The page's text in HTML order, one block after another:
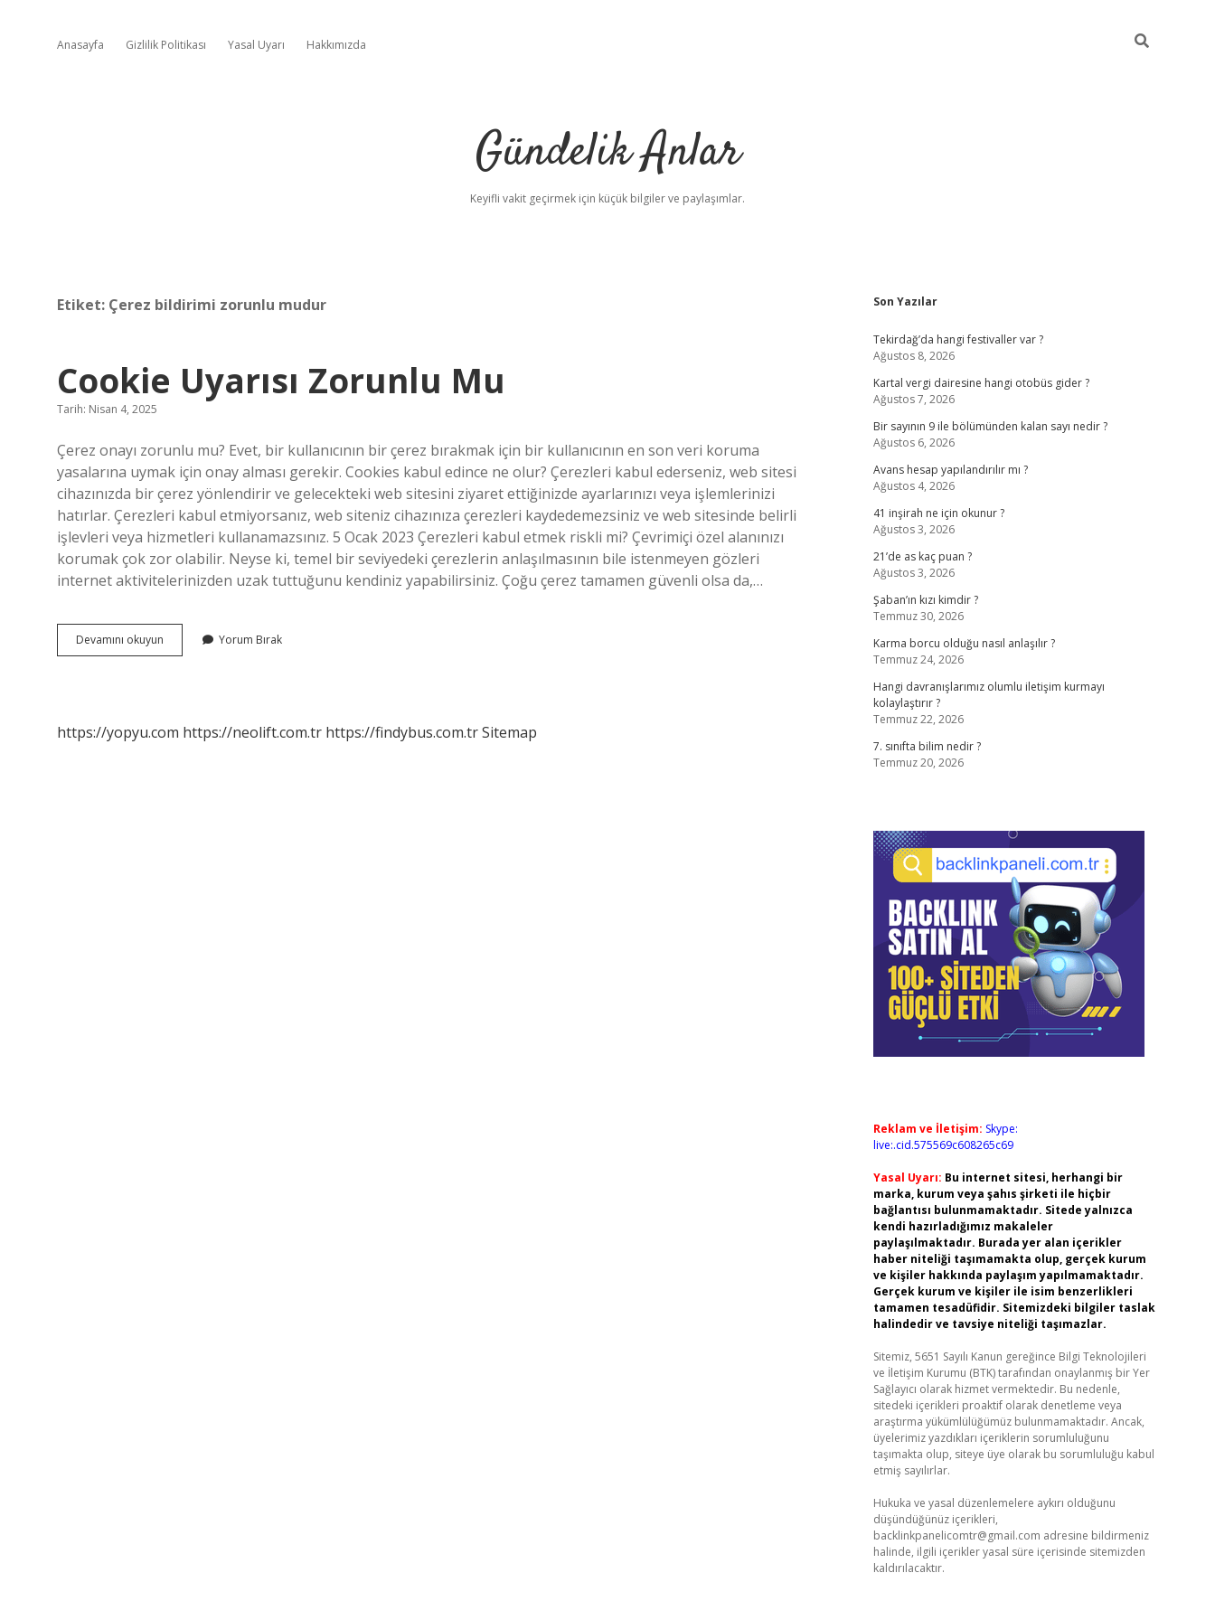
Anasayfa Gizlilik Politikası Yasal Uyarı Hakkımızda
Gündelik Anlar
Keyifli vakit geçirmek için küçük bilgiler ve paylaşımlar.
Etiket: Çerez bildirimi zorunlu mudur
Cookie Uyarısı Zorunlu Mu
Tarih: Nisan 4, 2025
Çerez onayı zorunlu mu? Evet, bir kullanıcının bir çerez bırakmak için bir kullanıcının en son veri koruma
yasalarına uymak için onay alması gerekir. Cookies kabul edince ne olur? Çerezleri kabul ederseniz, web sitesi
cihazınızda bir çerez yönlendirir ve gelecekteki web sitesini ziyaret ettiğinizde ayarlarınızı veya işlemlerinizi
hatırlar. Çerezleri kabul etmiyorsanız, web siteniz cihazınıza çerezleri kaydedemezsiniz ve web sitesinde belirli
işlevleri veya hizmetleri kullanamazsınız. 5 Ocak 2023 Çerezleri kabul etmek riskli mi? Çevrimiçi özel alanınızı
korumak çok zor olabilir. Neyse ki, temel bir seviyedeki çerezlerin anlaşılmasının bile istenmeyen gözleri
internet aktivitelerinizden uzak tuttuğunu kendiniz yapabilirsiniz. Çoğu çerez tamamen güvenli olsa da,…
Devamını okuyun
Uyarısı
Yorum Bırak
https://yopyu.com https://neolift.com.tr https://findybus.com.trSitemap
Sidebar
Son Yazılar
Tekirdağ’da hangi festivaller var ?
Ağustos 8, 2026
Kartal vergi dairesine hangi otobüs gider ?
Ağustos 7, 2026
Bir sayının 9 ile bölümünden kalan sayı nedir ?
Ağustos 6, 2026
Avans hesap yapılandırılır mı ?
Ağustos 4, 2026
41 inşirah ne için okunur ?
Ağustos 3, 2026
21’de as kaç puan ?
Ağustos 3, 2026
Şaban’ın kızı kimdir ?
Temmuz 30, 2026
Karma borcu olduğu nasıl anlaşılır ?
Temmuz 24, 2026
Hangi davranışlarımız olumlu iletişim kurmayı
kolaylaştırır ?
Temmuz 22, 2026
7. sınıfta bilim nedir ?
Temmuz 20, 2026
Reklam ve İletişim: Skype:
live:.cid.575569c608265c69
Yasal Uyarı: Bu internet sitesi, herhangi bir
marka, kurum veya şahıs şirketi ile hiçbir
bağlantısı bulunmamaktadır. Sitede yalnızca
kendi hazırladığımız makaleler
paylaşılmaktadır. Burada yer alan içerikler
haber niteliği taşımamakta olup, gerçek kurum
ve kişiler hakkında paylaşım yapılmamaktadır.
Gerçek kurum ve kişiler ile isim benzerlikleri
tamamen tesadüfidir. Sitemizdeki bilgiler taslak
halindedir ve tavsiye niteliği taşımazlar.
Sitemiz, 5651 Sayılı Kanun gereğince Bilgi Teknolojileri
ve İletişim Kurumu (BTK) tarafından onaylanmış bir Yer
Sağlayıcı olarak hizmet vermektedir. Bu nedenle,
sitedeki içerikleri proaktif olarak denetleme veya
araştırma yükümlülüğümüz bulunmamaktadır. Ancak,
üyelerimiz yazdıkları içeriklerin sorumluluğunu
taşımakta olup, siteye üye olarak bu sorumluluğu kabul
etmiş sayılırlar.
Hukuka ve yasal düzenlemelere aykırı olduğunu
düşündüğünüz içerikleri,
backlinkpanelicomtr@gmail.com adresine bildirmeniz
halinde, ilgili içerikler yasal süre içerisinde sitemizden
kaldırılacaktır.